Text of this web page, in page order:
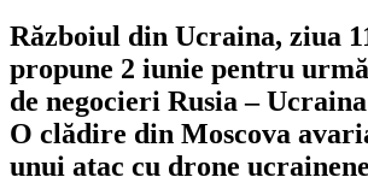
Războiul din Ucraina, ziua
propune 2 iunie pentru
de negocieri Rusia –
O clădire din Moscova
unui atac cu drone ucrainene